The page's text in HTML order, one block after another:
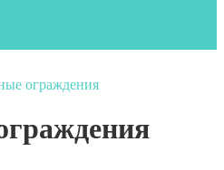
ограждения